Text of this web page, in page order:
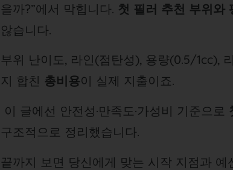
을까?”에서 막힙니다. 첫 필러 추천 부위와
않습니다.
부위 난이도, 라인(점탄성), 용량(0.5/1cc),
지 합친 총비용이 실제 지출이죠.
이 글에선 안전성·만족도·가성비 기준으로
구조적으로 정리했습니다.
끝까지 보면 당신에게 맞는 시작 지점과